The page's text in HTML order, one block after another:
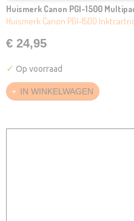
Huismerk Canon PGI-1500
Huismerk Canon PGI-1500
€ 24,95
✓ Op voorraad
IN WINKELWAGEN